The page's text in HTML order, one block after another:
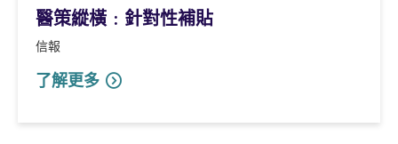
醫策縱橫﹕針對性補貼
信報
了解更多